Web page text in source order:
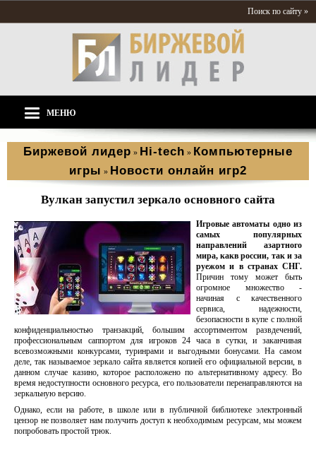
Поиск по сайту »
МЕНЮ
Биржевой лидер » Hi-tech » Компьютерные
игры » Новости онлайн игр2
Вулкан запустил зеркало основного сайта
Игровые автоматы одно из
самых популярных
направлений азартного
мира, какв россии, так и за
руежом и в странах СНГ.
Причин тому может быть
огромное множество -
начиная с качественного
сервиса, надежности,
безопасности в купе с полной
конфиденциальностью транзакций, большим ассортиментом развдечений,
профессиональным саппортом для игроков 24 часа в сутки, и заканчивая
всевозможными конкурсами, туринрами и выгодными бонусами. На самом
деле, так называемое зеркало сайта является копией его официальной версии, в
данном случае казино, которое расположено по альтернативному адресу. Во
время недоступности основного ресурса, его пользователи перенаправляются на
зеркальную версию.
Однако, если на работе, в школе или в публичной библиотеке электронный
цензор не позволяет нам получить доступ к необходимым ресурсам, мы можем
попробовать простой трюк.